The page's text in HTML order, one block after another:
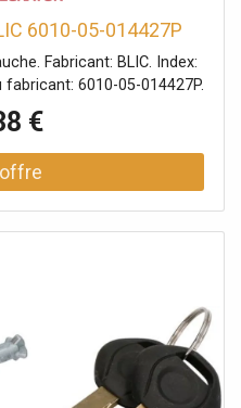
6010-05-014427P
Fabricant: BLIC. Index:
6010-05-014427P.
€